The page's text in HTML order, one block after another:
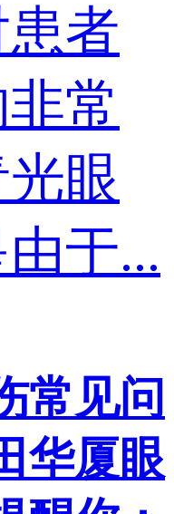
者
常
眼
于...
常见问
华厦眼